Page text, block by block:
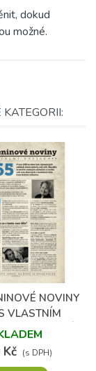
dokud
možné.
NOVINY
VLASTNÍM
A FOTOGRAFIÍ
(s DPH)